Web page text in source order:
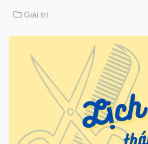
Giải trí